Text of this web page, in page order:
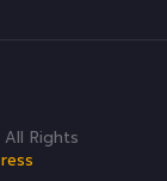
All Rights